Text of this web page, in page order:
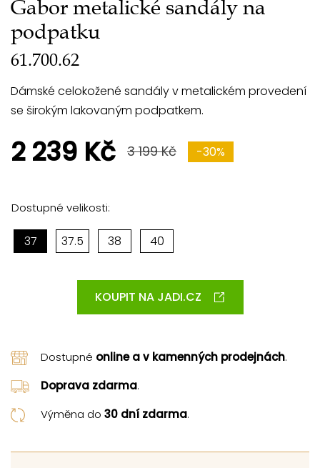
Gabor metalické sandály na
podpatku
61.700.62
Dámské celokožené sandály v metalickém provedení
se širokým lakovaným podpatkem.
2 239 Kč 3 199 Kč -30%
Dostupné velikosti:
37 37.5 38 40
KOUPIT NA JADI.CZ
Dostupné online a v kamenných prodejnách.
Doprava zdarma.
Výměna do 30 dní zdarma.